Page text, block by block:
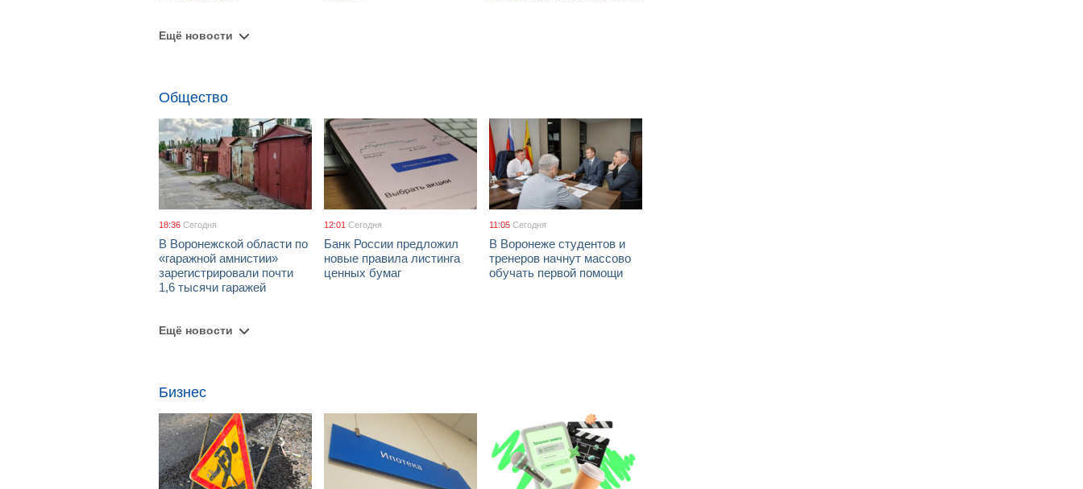
Ещё новости
Общество
18:36 Сегодня
В Воронежской области по
«гаражной амнистии»
зарегистрировали почти
1,6 тысячи гаражей
12:01 Сегодня
Банк России предложил
новые правила листинга
ценных бумаг
11:05 Сегодня
В Воронеже студентов и
тренеров начнут массово
обучать первой помощи
Ещё новости
Бизнес